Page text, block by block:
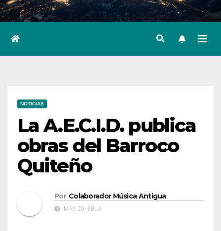
NOTICIAS
La A.E.C.I.D. publica
obras del Barroco
Quiteño
Por Colaborador Música Antigua
MAY 20, 2013